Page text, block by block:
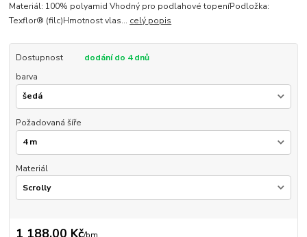
Materiál: 100% polyamid Vhodný pro podlahové topeníPodložka:
Texflor® (filc)Hmotnost vlas... celý popis
Dostupnost
dodání do 4 dnů
barva
Požadovaná šíře
Materiál
1 188,00 Kč